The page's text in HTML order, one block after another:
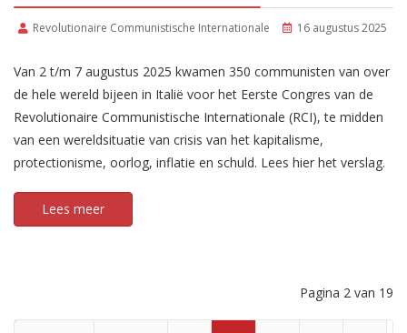
Revolutionaire Communistische Internationale 16 augustus 2025
Van 2 t/m 7 augustus 2025 kwamen 350 communisten van over
de hele wereld bijeen in Italië voor het Eerste Congres van de
Revolutionaire Communistische Internationale (RCI), te midden
van een wereldsituatie van crisis van het kapitalisme,
protectionisme, oorlog, inflatie en schuld. Lees hier het verslag.
Lees meer
Pagina 2 van 19